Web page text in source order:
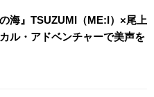
の海』TSUZUMI（ME:I）×尾上
ル・アドベンチャーで美声を